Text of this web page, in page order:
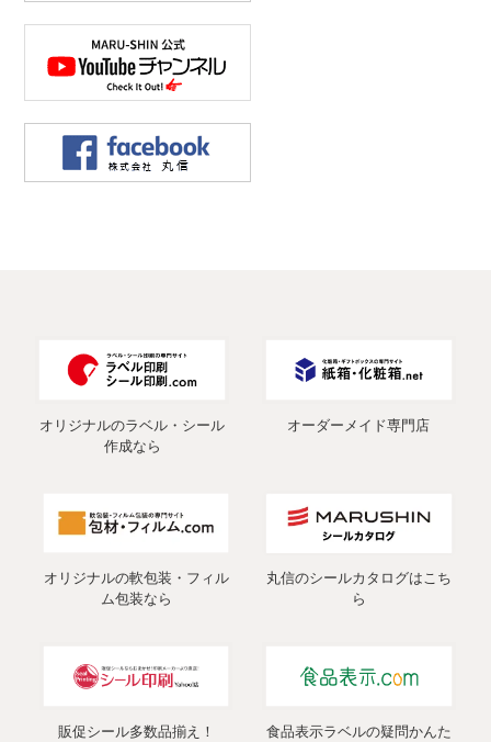
オリジナルのラベル・シール
作成なら
オーダーメイド専門店
オリジナルの軟包装・フィル
ム包装なら
丸信のシールカタログはこち
ら
販促シール多数品揃え！
食品表示ラベルの疑問かんた